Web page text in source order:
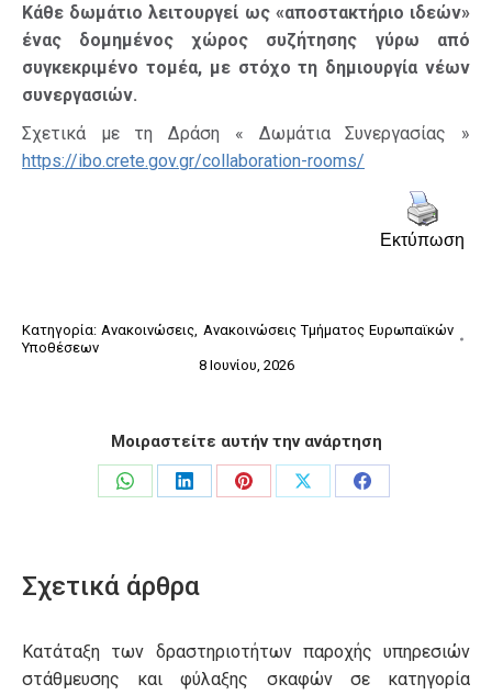
Κάθε δωμάτιο λειτουργεί ως «αποστακτήριο ιδεών»
ένας δομημένος χώρος συζήτησης γύρω από
συγκεκριμένο τομέα, με στόχο τη δημιουργία νέων
συνεργασιών.
Σχετικά με τη Δράση « Δωμάτια Συνεργασίας »
https://ibo.crete.gov.gr/collaboration-rooms/
Εκτύπωση
Κατηγορία:Ανακοινώσεις, Ανακοινώσεις Τμήματος Ευρωπαϊκών
Υποθέσεων
8 Ιουνίου, 2026
Μοιραστείτε αυτήν την ανάρτηση
Share
Share
Share
Share
Share
Σχετικά άρθρα
Κατάταξη των δραστηριοτήτων παροχής υπηρεσιών
στάθμευσης και φύλαξης σκαφών σε κατηγορία